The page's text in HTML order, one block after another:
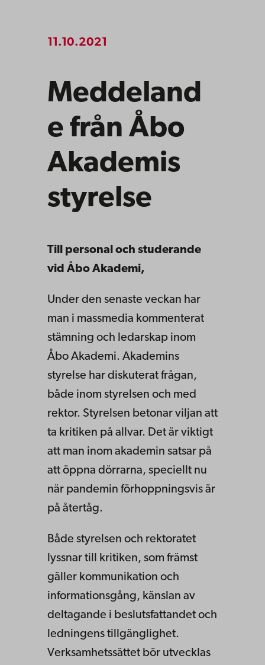
11.10.2021
Meddeland
e från Åbo
Akademis
styrelse
Till personal och studerande
vid Åbo Akademi,
Under den senaste veckan har
man i massmedia kommenterat
stämning och ledarskap inom
Åbo Akademi. Akademins
styrelse har diskuterat frågan,
både inom styrelsen och med
rektor. Styrelsen betonar viljan att
ta kritiken på allvar. Det är viktigt
att man inom akademin satsar på
att öppna dörrarna, speciellt nu
när pandemin förhoppningsvis är
på återtåg.
Både styrelsen och rektoratet
lyssnar till kritiken, som främst
gäller kommunikation och
informationsgång, känslan av
deltagande i beslutsfattandet och
ledningens tillgänglighet.
Verksamhetssättet bör utvecklas